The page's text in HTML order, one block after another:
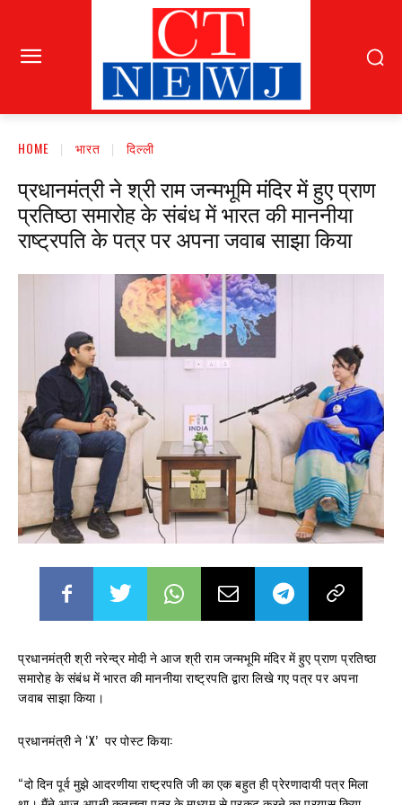
HOME भारत दिल्ली
प्रधानमंत्री ने श्री राम जन्मभूमि मंदिर में हुए प्राण
प्रतिष्ठा समारोह के संबंध में भारत की माननीया
राष्ट्रपति के पत्र पर अपना जवाब साझा किया
प्रधानमंत्री श्री नरेन्द्र मोदी ने आज श्री राम जन्मभूमि मंदिर में हुए प्राण प्रतिष्ठा
समारोह के संबंध में भारत की माननीया राष्ट्रपति द्वारा लिखे गए पत्र पर अपना
जवाब साझा किया।
प्रधानमंत्री ने ‘X’ पर पोस्ट किया:
“दो दिन पूर्व मुझे आदरणीया राष्ट्रपति जी का एक बहुत ही प्रेरणादायी पत्र मिला